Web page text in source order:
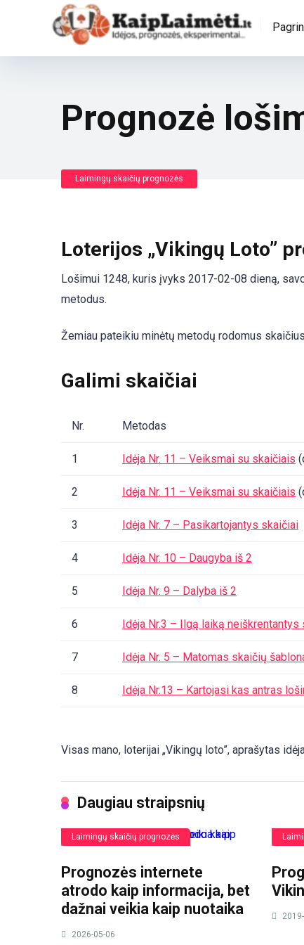
Prognozė
Laimingų skaičių prognozės
Loterijos „Vikingų Loto”
Lošimui 1248, kuris įvyks 2017-02-08 dieną,
metodus.
Žemiau pateikiu minėtų metodų rodomus
Galimi skaičiai
Nr. Metodas
1 Idėja Nr. 11 – Veiksmai su skaičiais
2 Idėja Nr. 11 – Veiksmai su skaičiais
3 Idėja Nr. 7 – Pasikartojantys skaičiai
4 Idėja Nr. 10 – Daugyba iš 2
5 Idėja Nr. 9 – Dalyba iš 2
6 Idėja Nr.3 – Ilgą laiką neiškrentantys
7 Idėja Nr. 5 – Matomas skaičių
8 Idėja Nr.13 – Kartojasi kas antras
Visas mano, loterijai „Vikingų loto”, aprašytas
Daugiau straipsnių
Laimingų skaičių prognozės
Prognozės internete
atrodo kaip informacija, bet
dažnai veikia kaip nuotaika
2026-05-06